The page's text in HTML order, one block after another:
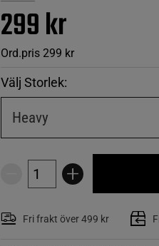
299 kr
Ord.pris 299 kr
Välj Storlek:
Heavy
Fri frakt över 499 kr